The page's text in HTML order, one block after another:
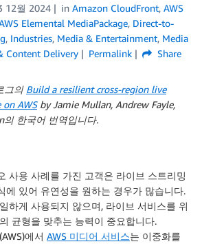
12월 2024 in Amazon CloudFront, AWS
Elemental MediaPackage, Direct-to-
, Industries, Media & Entertainment, Media
Content Delivery Permalink Share
그의 Build a resilient cross-region live
AWSby Jamie Mullan, Andrew Fayle,
한국어 번역입니다.
사용 사례를 가진 고객은 라이브 스트리밍
에 있어 유연성을 원하는 경우가 많습니다.
하게 사용되지 않으며, 라이브 서비스를 위
균형을 맞추는 능력이 중요합니다.
에서 AWS 미디어 서비스는 이중화를